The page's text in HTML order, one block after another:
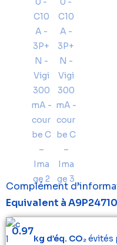
Complément
Equivalent à
0.97
kg d’éq. CO₂évités